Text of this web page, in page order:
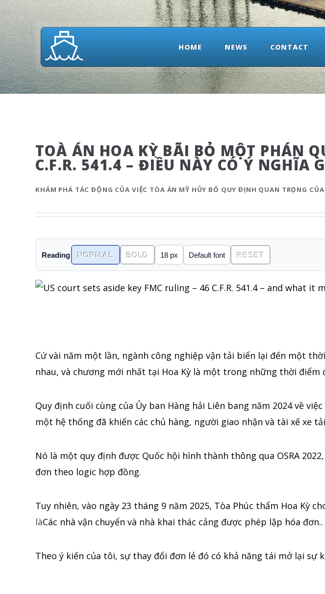
HOME NEWS CONTACT
TOÀ ÁN HOA KỲ BÃI BỎ MỘT PHÁN
C.F.R. 541.4 – ĐIỀU NÀY CÓ Ý NGHĨA
KHÁM PHÁ TÁC ĐỘNG CỦA VIỆC TÒA ÁN MỸ HỦY BỎ QUY ĐỊNH QUAN TRỌNG
Reading NORMAL BOLD RESET
Cứ vài năm một lần, ngành công nghiệp vận tải biển lại đến một
nhau, và chương mới nhất tại Hoa Kỳ là một trong những thời điểm
Quy định cuối cùng của Ủy ban Hàng hải Liên bang năm 2024 về
một hệ thống đã khiến các chủ hàng, người giao nhận và tài xế xe
Nó là một quy định được Quốc hội hình thành thông qua OSRA
đơn theo logic hợp đồng.
Tuy nhiên, vào ngày 23 tháng 9 năm 2025, Tòa Phúc thẩm Hoa Kỳ
làCác nhà vận chuyển và nhà khai thác cảng được phép lập hóa đơn..
Theo ý kiến của tôi, sự thay đổi đơn lẻ đó có khả năng tái mở lại sự